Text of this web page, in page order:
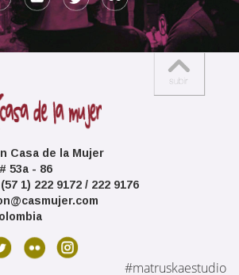
Casa de la Mujer
53a - 86
1) 222 9172 / 222 9176
#matruskaestudio